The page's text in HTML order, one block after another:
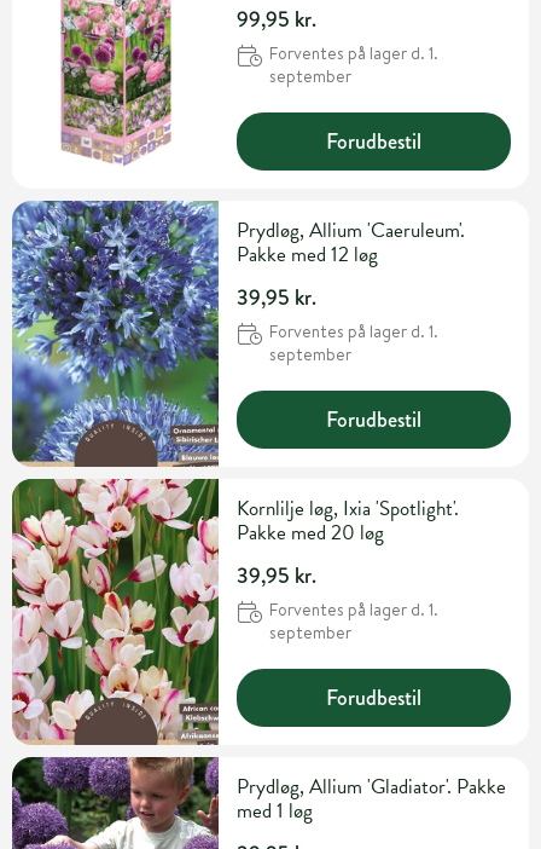
99,95 kr.
Forventes på lager d. 1.
september
Forudbestil
Prydløg, Allium 'Caeruleum'.
Pakke med 12 løg
39,95 kr.
Forventes på lager d. 1.
september
Forudbestil
Kornlilje løg, Ixia 'Spotlight'.
Pakke med 20 løg
39,95 kr.
Forventes på lager d. 1.
september
Forudbestil
Prydløg, Allium 'Gladiator'. Pakke
med 1 løg